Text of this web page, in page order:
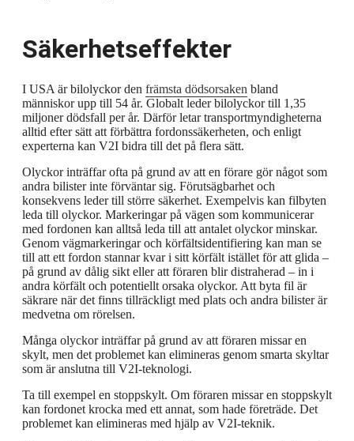
Säkerhetseffekter
I USA är bilolyckor den främsta dödsorsaken bland
människor upp till 54 år. Globalt leder bilolyckor till 1,35
miljoner dödsfall per år. Därför letar transportmyndigheterna
alltid efter sätt att förbättra fordonssäkerheten, och enligt
experterna kan V2I bidra till det på flera sätt.
Olyckor inträffar ofta på grund av att en förare gör något som
andra bilister inte förväntar sig. Förutsägbarhet och
konsekvens leder till större säkerhet. Exempelvis kan filbyten
leda till olyckor. Markeringar på vägen som kommunicerar
med fordonen kan alltså leda till att antalet olyckor minskar.
Genom vägmarkeringar och körfältsidentifiering kan man se
till att ett fordon stannar kvar i sitt körfält istället för att glida –
på grund av dålig sikt eller att föraren blir distraherad – in i
andra körfält och potentiellt orsaka olyckor. Att byta fil är
säkrare när det finns tillräckligt med plats och andra bilister är
medvetna om rörelsen.
Många olyckor inträffar på grund av att föraren missar en
skylt, men det problemet kan elimineras genom smarta skyltar
som är anslutna till V2I-teknologi.
Ta till exempel en stoppskylt. Om föraren missar en stoppskylt
kan fordonet krocka med ett annat, som hade företräde. Det
problemet kan elimineras med hjälp av V2I-teknik.